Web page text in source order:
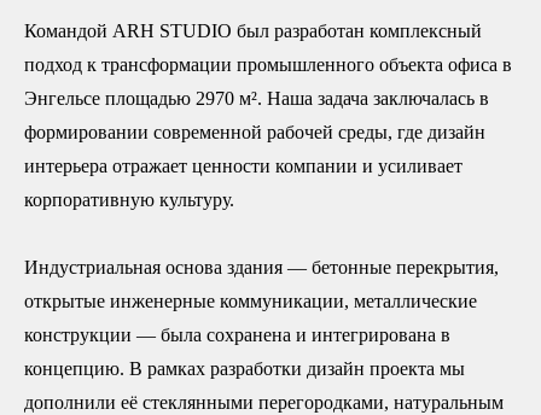
Командой ARH STUDIO был разработан комплексный
подход к трансформации промышленного объекта офиса в
Энгельсе площадью 2970 м². Наша задача заключалась в
формировании современной рабочей среды, где дизайн
интерьера отражает ценности компании и усиливает
корпоративную культуру.
Индустриальная основа здания — бетонные перекрытия,
открытые инженерные коммуникации, металлические
конструкции — была сохранена и интегрирована в
концепцию. В рамках разработки дизайн проекта мы
дополнили её стеклянными перегородками, натуральным